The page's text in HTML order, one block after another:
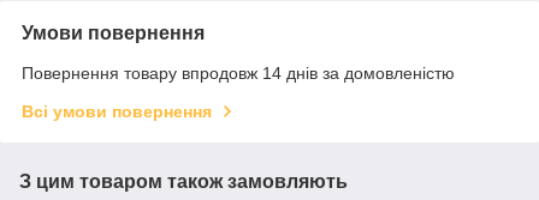
Умови повернення
Повернення товару впродовж 14 днів за домовленістю
Всі умови повернення
З цим товаром також замовляють